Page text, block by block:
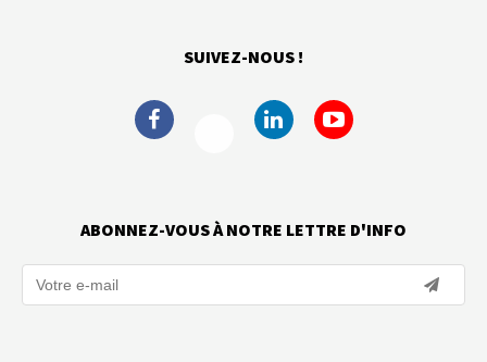
SUIVEZ-NOUS !
ABONNEZ-VOUS À NOTRE LETTRE D'INFO